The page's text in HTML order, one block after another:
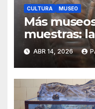
CULTURA MUSEO
Más
muestras:
agenda
2026
ABR 14, 2026